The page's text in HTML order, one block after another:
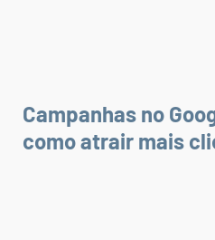
Campanhas no
como atrair mais